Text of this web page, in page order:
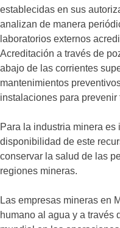
establecidas en sus
analizan de manera
laboratorios externos
Acreditación a través de
abajo de las corrientes
mantenimientos
instalaciones para prevenir
Para la industria minera
disponibilidad de este
conservar la salud de las
regiones mineras.
Las empresas mineras en
humano al agua y a través